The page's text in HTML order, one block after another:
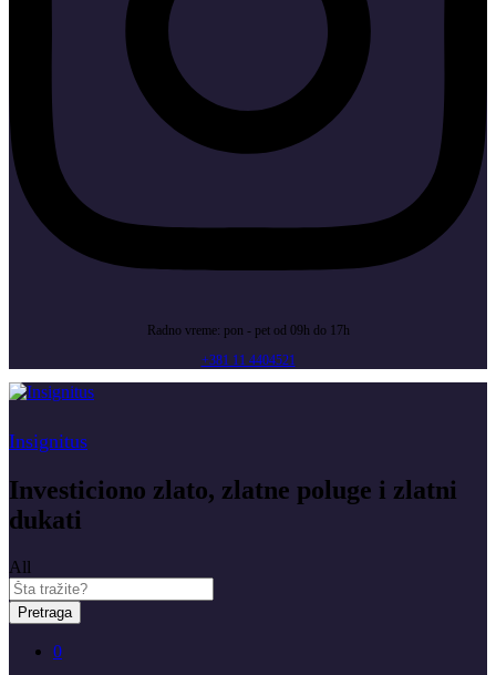
Radno vreme: pon - pet od 09h do 17h
+381 11 4404521
Insignitus
Investiciono zlato, zlatne poluge i zlatni
dukati
All
Pretraga
0